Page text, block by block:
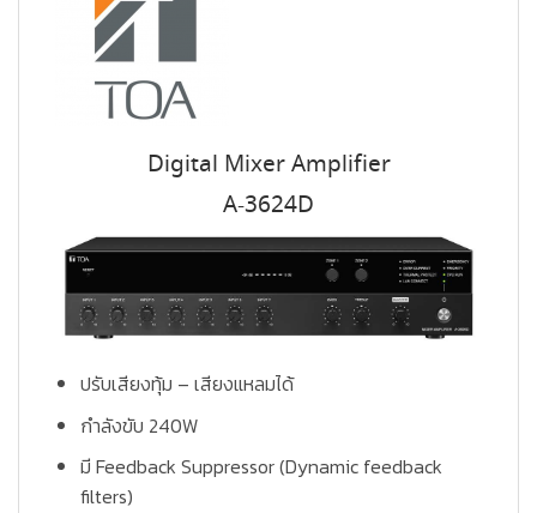
Digital Mixer Amplifier
A-3624D
ปรับเสียงทุ้ม – เสียงแหลมได้
กำลังขับ 240W
มี Feedback Suppressor (Dynamic feedback
filters)